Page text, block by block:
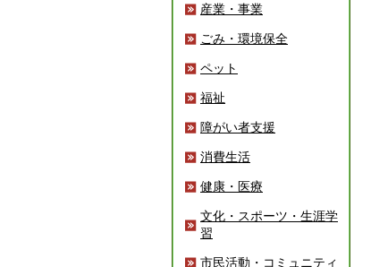
産業・事業
ごみ・環境保全
ペット
福祉
障がい者支援
消費生活
健康・医療
文化・スポーツ・生涯学
習
市民活動・コミュニティ